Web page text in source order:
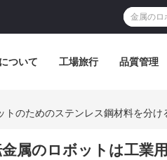
ついて 工場旅行 品質管理
トのためのステンレス鋼材料を分け
金属のロボットは工業